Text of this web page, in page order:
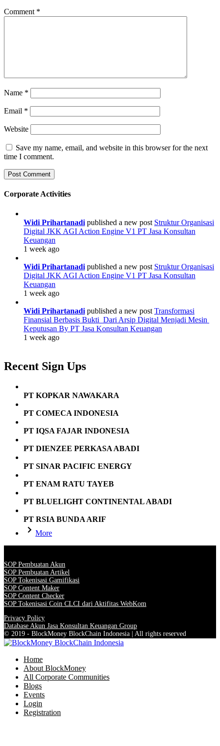
Comment *
Name *
Email *
Website
Save my name, email, and website in this browser for the next
time I comment.
Corporate Activities
Widi Prihartanadi published a new post Struktur Organisasi
Digital JKK AGI Action Engine V1 PT Jasa Konsultan
Keuangan
1 week ago
Widi Prihartanadi published a new post Struktur Organisasi
Digital JKK AGI Action Engine V1 PT Jasa Konsultan
Keuangan
1 week ago
Widi Prihartanadi published a new post Transformasi
Finansial Berbasis Bukti Dari Arsip Digital Menjadi Mesin
Keputusan By PT Jasa Konsultan Keuangan
1 week ago
Recent Sign Ups
PT KOPKAR NAWAKARA
PT COMECA INDONESIA
PT IQSA FAJAR INDONESIA
PT DIENZEE PERKASA ABADI
PT SINAR PACIFIC ENERGY
PT ENAM RATU TAYEB
PT BLUELIGHT CONTINENTAL ABADI
PT RSIA BUNDA ARIF
More
SOP Pembuatan Akun
SOP Pembuatan Artikel
SOP Tokenisasi Gamifikasi
SOP Content Maker
SOP Content Checker
SOP Tokenisasi Coin CLCI dari Aktifitas WebKom
Privacy Policy
Database Akun Jasa Konsultan Keuangan Group
© 2019 - BlockMoney BlockChain Indonesia | All rights reserved
Home
About BlockMoney
All Corporate Communities
Blogs
Events
Login
Registration